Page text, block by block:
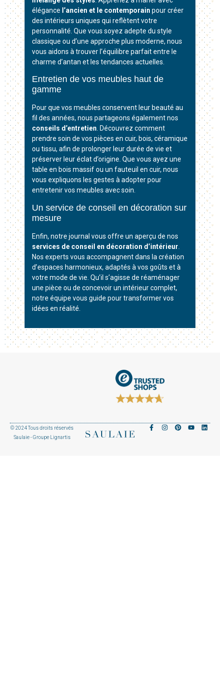
élégance l’ancien et le contemporain pour créer
des intérieurs uniques qui reflètent votre
personnalité. Que vous soyez adepte du style
classique ou d’une approche plus moderne, nous
vous aidons à trouver l’équilibre parfait entre le
charme d’antan et les tendances actuelles.
Entretien de vos meubles haut de
gamme
Pour que vos meubles conservent leur beauté au
fil des années, nous partageons également nos
conseils d’entretien. Découvrez comment
prendre soin de vos pièces en cuir, bois, céramique
ou tissu, afin de prolonger leur durée de vie et
préserver leur éclat d’origine. Que vous ayez une
table en bois massif ou un fauteuil en cuir, nous
vous expliquons les gestes à adopter pour
entretenir vos meubles avec soin.
Un service de conseil en décoration sur
mesure
Enfin, notre journal vous offre un aperçu de nos
services de conseil en décoration d’intérieur
Nos experts vous accompagnent dans la création
d’espaces harmonieux, adaptés à vos goûts et à
votre mode de vie. Qu’il s’agisse de réaménager
une pièce ou de concevoir un intérieur complet,
notre équipe vous guide pour transformer vos
idées en réalité.
© 2024 Tous droits réservés
Saulaie - Groupe Lignartis